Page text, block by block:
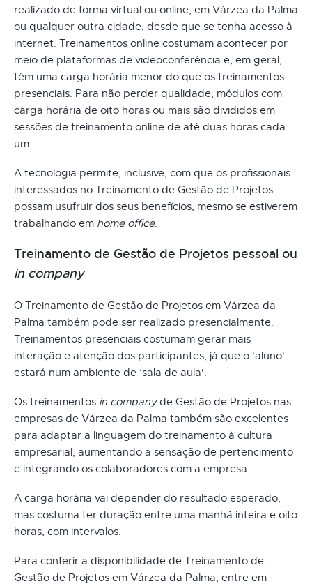
realizado de forma virtual ou online, em Várzea da Palma
ou qualquer outra cidade, desde que se tenha acesso à
internet. Treinamentos online costumam acontecer por
meio de plataformas de videoconferência e, em geral,
têm uma carga horária menor do que os treinamentos
presenciais. Para não perder qualidade, módulos com
carga horária de oito horas ou mais são divididos em
sessões de treinamento online de até duas horas cada
um.
A tecnologia permite, inclusive, com que os profissionais
interessados no Treinamento de Gestão de Projetos
possam usufruir dos seus benefícios, mesmo se estiverem
trabalhando em home office.
Treinamento de Gestão de Projetos pessoal ou
in company
O Treinamento de Gestão de Projetos em Várzea da
Palma também pode ser realizado presencialmente.
Treinamentos presenciais costumam gerar mais
interação e atenção dos participantes, já que o 'aluno'
estará num ambiente de ‘sala de aula'.
Os treinamentos in companyde Gestão de Projetos nas
empresas de Várzea da Palma também são excelentes
para adaptar a linguagem do treinamento à cultura
empresarial, aumentando a sensação de pertencimento
e integrando os colaboradores com a empresa.
A carga horária vai depender do resultado esperado,
mas costuma ter duração entre uma manhã inteira e oito
horas, com intervalos.
Para conferir a disponibilidade de Treinamento de
Gestão de Projetos em Várzea da Palma, entre em